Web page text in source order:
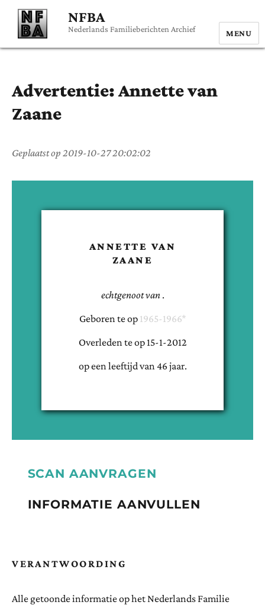
NFBA
Nederlands Familieberichten Archief MENU
Advertentie: Annettevan
Zaane
Geplaatst op 2019-10-27 20:02:02
ANNETTE VAN
ZAANE
echtgenoot van .
Geboren teop 1965-1966*
Overleden teop 15-1-2012
op een leeftijd van 46jaar.
SCAN AANVRAGEN
INFORMATIE AANVULLEN
VERANTWOORDING
Alle getoonde informatie op het Nederlands Familie